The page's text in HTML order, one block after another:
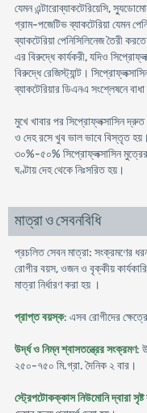
যেমন এন্টারোব্যাকটেরিয়েসি,
গ্রাম-পজেটিভ ব্যাকটেরিয়া যেমন
ব্যাকটেরিয়া পেনিসিলিনেজ তৈরী
এর বিরুদ্ধে কার্যকরী, যদিও
বিরুদ্ধে রেজিস্ট্যান্ট।
ব্যাকটেরিয়ার ডিএনএ সংশ্লেষনে
মুখে খাবার পর সিপ্রোফ্লক্সাসিন
ও দেহ রসে খুব ভাল ভাবে বিস্তৃত
৩০%-৫০% সিপ্রোফ্লক্সাসিন মুত্রের
ঘণ্টায় দেহ থেকে নিঃসরিত হয়।
মাত্রা ও সেবনবিধি
প্রচলিত সেবন মাত্রা: সংক্রমণের
রোগীর বয়স, ওজন ও বৃক্কীয়
মাত্রা নির্ধারণ করা হয় ।
প্রাপ্ত বয়স্ক: এসব রোগীদের
উর্দ্ধ ও নিম্ন শ্বাসতন্ত্রের সংক্রমণ:
২৫০-৭৫০ মি.গ্রা. দৈনিক ২ বার।
স্ট্রেপটোকক্কাস নিউমোনি দ্বারা সৃষ্ট